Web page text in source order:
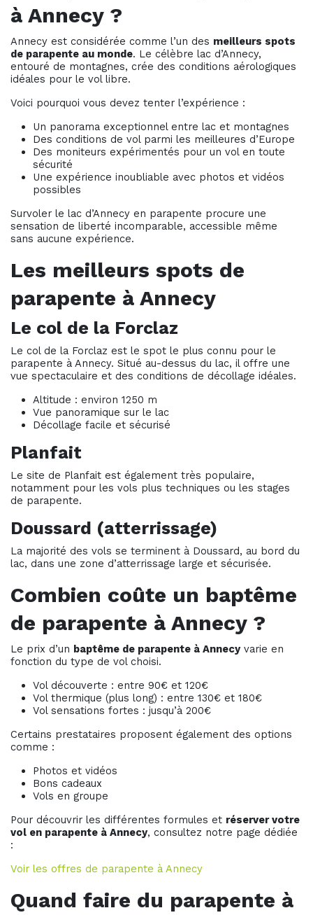
à Annecy ?
Annecy est considérée comme l’un des meilleurs spots
de parapente au monde. Le célèbre lac d’Annecy,
entouré de montagnes, crée des conditions aérologiques
idéales pour le vol libre.
Voici pourquoi vous devez tenter l’expérience :
Un panorama exceptionnel entre lac et montagnes
Des conditions de vol parmi les meilleures d’Europe
Des moniteurs expérimentés pour un vol en toute
sécurité
Une expérience inoubliable avec photos et vidéos
possibles
Survoler le lac d’Annecy en parapente procure une
sensation de liberté incomparable, accessible même
sans aucune expérience.
Les meilleurs spots de
parapente à Annecy
Le col de la Forclaz
Le col de la Forclaz est le spot le plus connu pour le
parapente à Annecy. Situé au-dessus du lac, il offre une
vue spectaculaire et des conditions de décollage idéales.
Altitude : environ 1250 m
Vue panoramique sur le lac
Décollage facile et sécurisé
Planfait
Le site de Planfait est également très populaire,
notamment pour les vols plus techniques ou les stages
de parapente.
Doussard (atterrissage)
La majorité des vols se terminent à Doussard, au bord du
lac, dans une zone d’atterrissage large et sécurisée.
Combien coûte un baptême
de parapente à Annecy ?
Le prix d’un baptême de parapente à Annecy varie en
fonction du type de vol choisi.
Vol découverte : entre 90€ et 120€
Vol thermique (plus long) : entre 130€ et 180€
Vol sensations fortes : jusqu’à 200€
Certains prestataires proposent également des options
comme :
Photos et vidéos
Bons cadeaux
Vols en groupe
Pour découvrir les différentes formules et réserver votre
vol en parapente à Annecy, consultez notre page dédiée
:
Voir les offres de parapente à Annecy
Quand faire du parapente à